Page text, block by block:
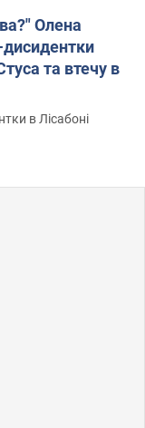
Олена
дисидентки
та втечу в
в Лісабоні